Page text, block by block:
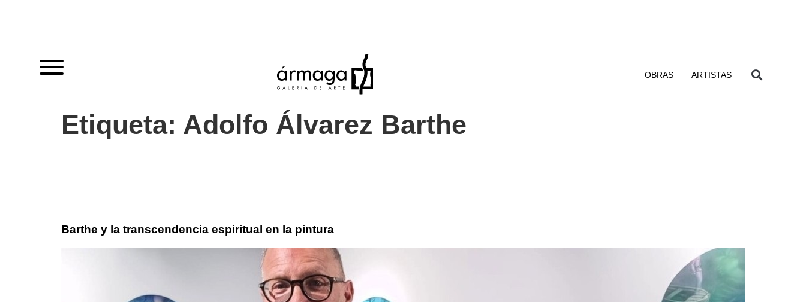
OBRAS ARTISTAS
Etiqueta: Adolfo Álvarez Barthe
Barthe y la transcendencia espiritual en la pintura